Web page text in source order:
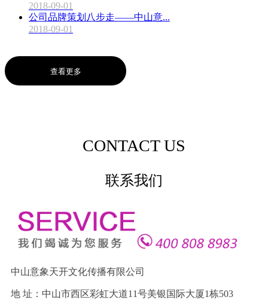
2018-09-01
公司品牌策划八步走——中山意...
2018-09-01
查看更多
CONTACT US
联系我们
中山意象天开文化传播有限公司
地 址：中山市西区彩虹大道11号美银国际大厦1栋503